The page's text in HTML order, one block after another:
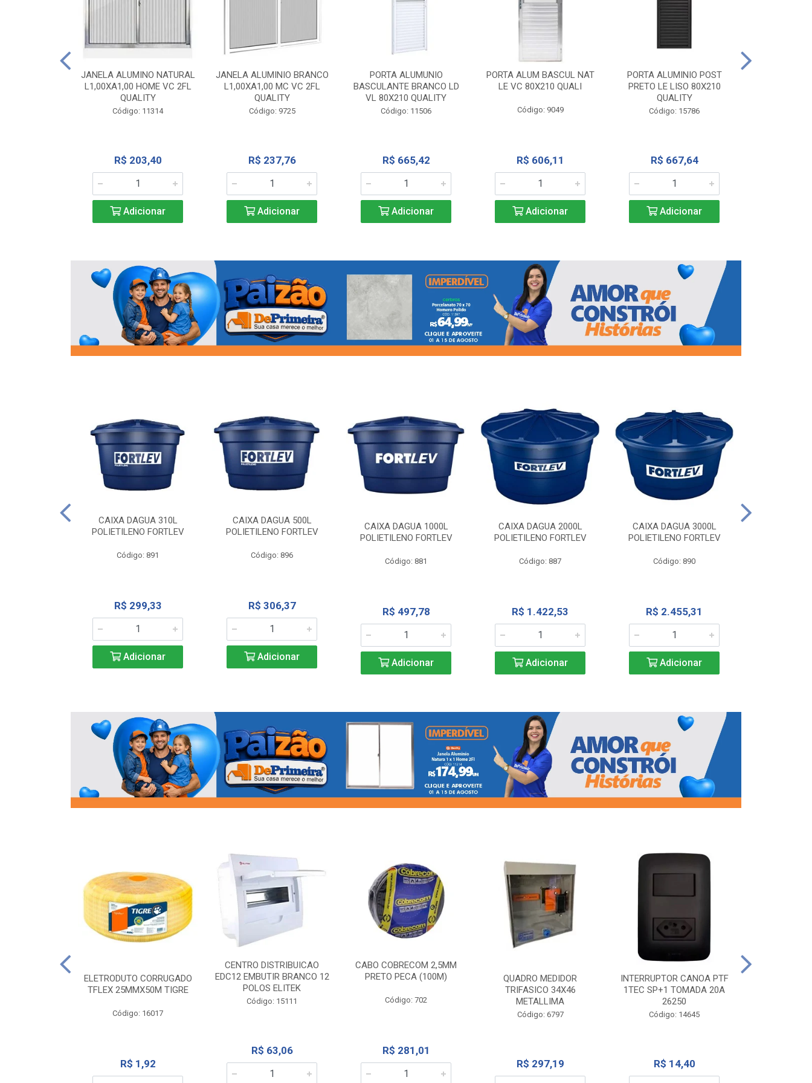
JANELA ALUMINO NATURAL
L1,00XA1,00 HOME VC 2FL
QUALITY
Código: 11314
R$ 203,40
Adicionar
JANELA ALUMINIO BRANCO
L1,00XA1,00 MC VC 2FL
QUALITY
Código: 9725
R$ 237,76
Adicionar
PORTA ALUMUNIO
BASCULANTE BRANCO LD
VL 80X210 QUALITY
Código: 11506
R$ 665,42
Adicionar
PORTA ALUM BASCUL NAT
LE VC 80X210 QUALI
Código: 9049
R$ 606,11
Adicionar
PORTA ALUMINIO POST
PRETO LE LISO 80X210
QUALITY
Código: 15786
R$ 667,64
Adicionar
CAIXA DAGUA 310L
POLIETILENO FORTLEV
Código: 891
R$ 299,33
Adicionar
CAIXA DAGUA 500L
POLIETILENO FORTLEV
Código: 896
R$ 306,37
Adicionar
CAIXA DAGUA 1000L
POLIETILENO FORTLEV
Código: 881
R$ 497,78
Adicionar
CAIXA DAGUA 2000L
POLIETILENO FORTLEV
Código: 887
R$ 1.422,53
Adicionar
CAIXA DAGUA 3000L
POLIETILENO FORTLEV
Código: 890
R$ 2.455,31
Adicionar
ELETRODUTO CORRUGADO
TFLEX 25MMX50M TIGRE
Código: 16017
R$ 1,92
CENTRO DISTRIBUICAO
EDC12 EMBUTIR BRANCO 12
POLOS ELITEK
Código: 15111
R$ 63,06
CABO COBRECOM 2,5MM
PRETO PECA (100M)
Código: 702
R$ 281,01
QUADRO MEDIDOR
TRIFASICO 34X46
METALLIMA
Código: 6797
R$ 297,19
INTERRUPTOR CANOA PTF
1TEC SP+1 TOMADA 20A
26250
Código: 14645
R$ 14,40